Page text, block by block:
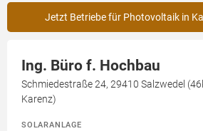
Jetzt Betriebe für Photovoltaik in
Ing. Büro f. Hochbau
Schmiedestraße 24, 29410 Salzwedel
Karenz)
SOLARANLAGE